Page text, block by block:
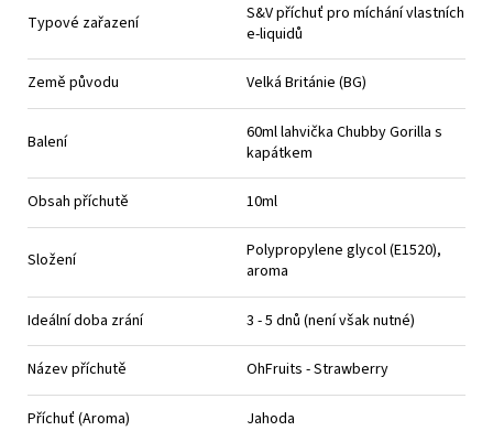
Typové zařazení
S&V příchuť pro míchání vlastních
e-liquidů
Země původu Velká Británie (BG)
Balení
60ml lahvička Chubby Gorilla s
kapátkem
Obsah příchutě 10ml
Složení
Polypropylene glycol (E1520),
aroma
Ideální doba zrání 3 - 5 dnů (není však nutné)
Název příchutě OhFruits - Strawberry
Příchuť (Aroma) Jahoda